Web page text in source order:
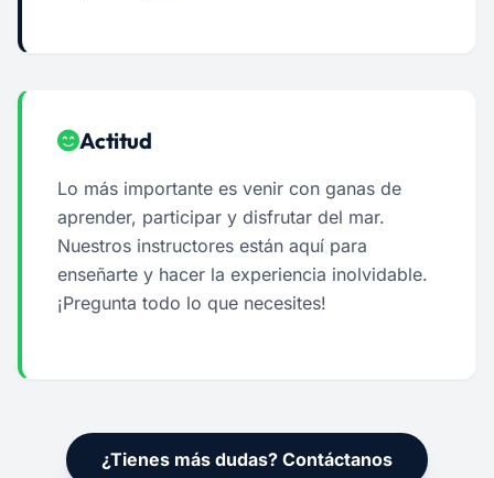
Actitud
Lo más importante es venir con ganas de
aprender, participar y disfrutar del mar.
Nuestros instructores están aquí para
enseñarte y hacer la experiencia inolvidable.
¡Pregunta todo lo que necesites!
¿Tienes más dudas? Contáctanos